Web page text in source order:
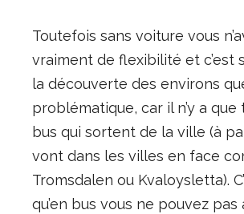
Toutefois sans voiture vous
vraiment de flexibilité et c’est
la découverte des environs
problématique, car il n’y a
bus qui sortent de la ville (à
vont dans les villes en face
Tromsdalen ou Kvaloysletta).
qu’en bus vous ne pouvez